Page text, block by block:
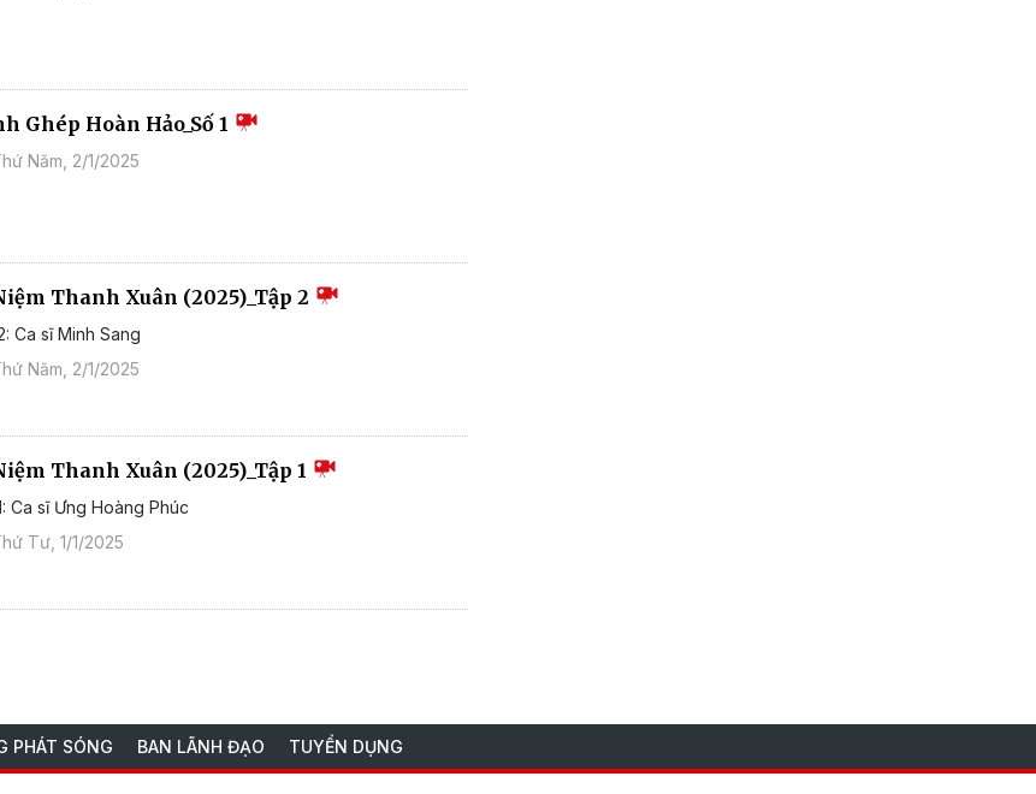
Ghép Hoàn Hảo_Số 1
Năm, 2/1/2025
Thanh Xuân (2025)_Tập 2
Ca sĩ Minh Sang
Năm, 2/1/2025
Thanh Xuân (2025)_Tập 1
Ca sĩ Ưng Hoàng Phúc
Tư, 1/1/2025
PHÁT SÓNG BAN LÃNH ĐẠO TUYỂN DỤNG